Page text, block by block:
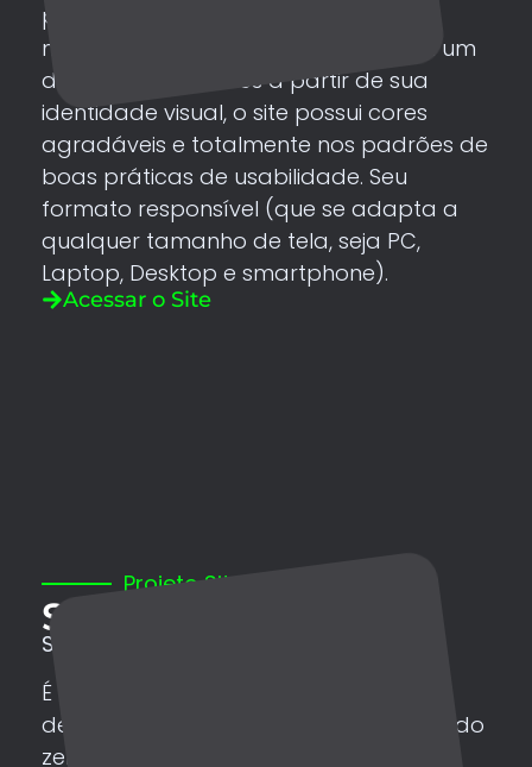
postagens de cada categoria de
notícias, formulário de contato. Com um
design clean e cores a partir de sua
identidade visual, o site possui cores
agradáveis e totalmente nos padrões de
boas práticas de usabilidade. Seu
formato responsível (que se adapta a
qualquer tamanho de tela, seja PC,
Laptop, Desktop e smartphone).
Acessar o Site
Projeto Site
Site Institucional
Site da Saoben
É um site do tipo “Multipage”
desenvolvido e personalizado a partir do
zero, com um layout moderno e um